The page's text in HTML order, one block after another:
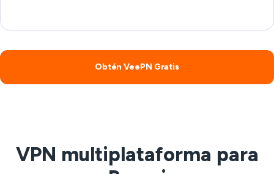
Obtén VeePN Gratis
VPN multiplataforma para